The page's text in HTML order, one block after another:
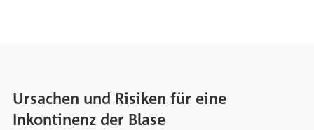
Ursachen und Risiken für eine
Inkontinenz der Blase